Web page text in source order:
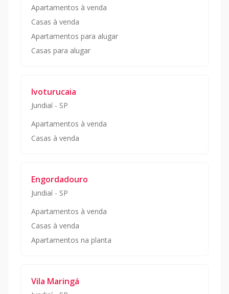
Apartamentos à venda
Casas à venda
Apartamentos para alugar
Casas para alugar
Ivoturucaia
Jundiaí - SP
Apartamentos à venda
Casas à venda
Engordadouro
Jundiaí - SP
Apartamentos à venda
Casas à venda
Apartamentos na planta
Vila Maringá